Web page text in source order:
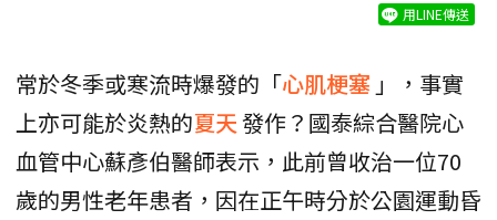
用LINE傳送
常於冬季或寒流時爆發的「心肌梗塞 」，事實
上亦可能於炎熱的夏天 發作？國泰綜合醫院心
血管中心蘇彥伯醫師表示，此前曾收治一位70
歲的男性老年患者，因在正午時分於公園運動昏